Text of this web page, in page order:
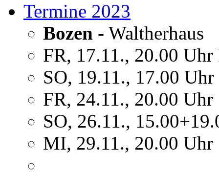
Termine 2023
Bozen - Waltherhaus
FR, 17.11., 20.00 Uhr
SO, 19.11., 17.00 Uhr
FR, 24.11., 20.00 Uhr
SO, 26.11.,
MI, 29.11., 20.00 Uhr